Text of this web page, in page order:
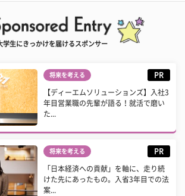
学生にきっかけを届けるスポンサー
将来を考える PR
【ディーエムソリューションズ】入社3
年目営業職の先輩が語る！就活で磨い
た...
将来を考える PR
「日本経済への貢献」を軸に、走り続
けた先にあったもの。入省3年目での法
案...